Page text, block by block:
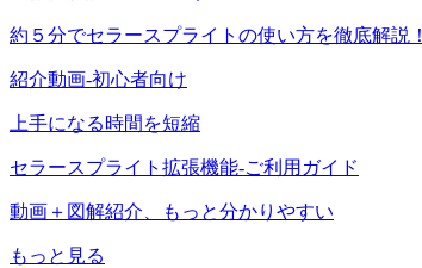
約５分でセラースプライトの使い方を徹底解説！
紹介動画-初心者向け
上手になる時間を短縮
セラースプライト拡張機能-ご利用ガイド
動画＋図解紹介、もっと分かりやすい
もっと見る